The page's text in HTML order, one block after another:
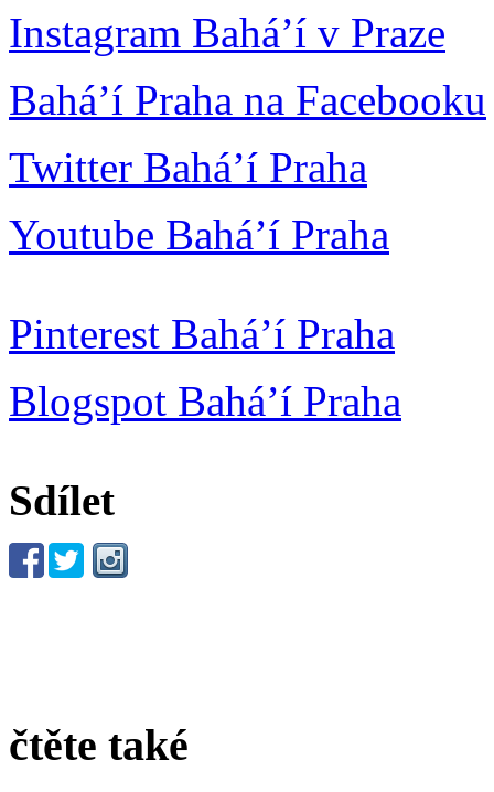
Instagram Bahá’í v Praze
Bahá’í Praha na Facebooku
Twitter Bahá’í Praha
Youtube Bahá’í Praha
Pinterest Bahá’í Praha
Blogspot Bahá’í Praha
Sdílet
čtěte také